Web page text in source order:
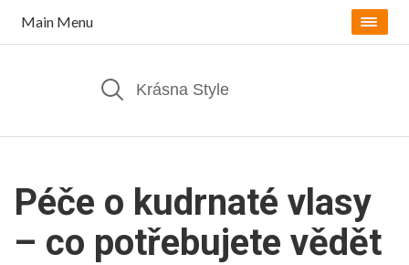
Main Menu
Péče o kudrnaté vlasy
– co potřebujete vědět